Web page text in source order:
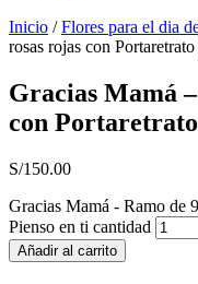
Inicio /Flores para el dia
rosas rojas con
Gracias Mamá
con
S/150.00
Gracias Mamá - Ramo de
Pienso en ti cantidad
Añadir al carrito